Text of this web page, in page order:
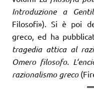
Introduzione a
Filosofi»). Si è poi
greco, ed ha
tragedia attica al
Omero filosofo. L‘e
razionalismo greco